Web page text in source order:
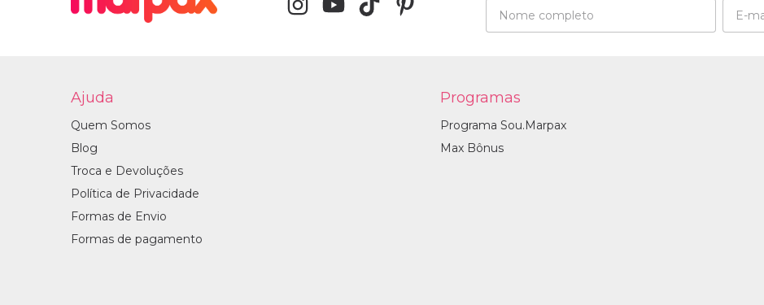
Ajuda
Quem Somos
Blog
Troca e Devoluções
Política de Privacidade
Formas de Envio
Formas de pagamento
Programas
Programa Sou.Marpax
Max Bônus